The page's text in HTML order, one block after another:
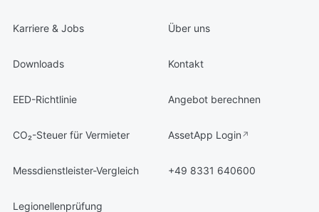
Karriere & Jobs
Downloads
EED-Richtlinie
CO₂-Steuer für Vermieter
Messdienstleister-Vergleich
Legionellenprüfung
Über uns
Kontakt
Angebot berechnen
AssetApp Login
+49 8331 640600